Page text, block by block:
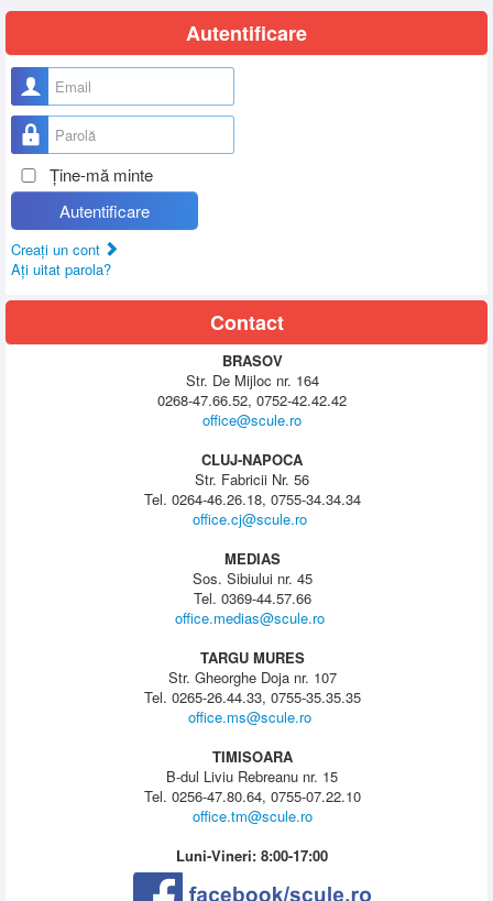
Autentificare
Nume utilizator
Parolă
Ţine-mă minte
Autentificare
Creaţi un cont
Aţi uitat parola?
Contact
BRASOV
Str. De Mijloc nr. 164
0268-47.66.52, 0752-42.42.42
office@scule.ro
CLUJ-NAPOCA
Str. Fabricii Nr. 56
Tel. 0264-46.26.18, 0755-34.34.34
office.cj@scule.ro
MEDIAS
Sos. Sibiului nr. 45
Tel. 0369-44.57.66
office.medias@scule.ro
TARGU MURES
Str. Gheorghe Doja nr. 107
Tel. 0265-26.44.33, 0755-35.35.35
office.ms@scule.ro
TIMISOARA
B-dul Liviu Rebreanu nr. 15
Tel. 0256-47.80.64, 0755-07.22.10
office.tm@scule.ro
Luni-Vineri: 8:00-17:00